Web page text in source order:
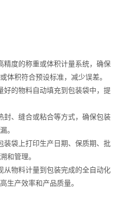
度的称重或体积计量系统，确保
体积符合预设标准，减少误差。
的物料自动填充到包装袋中，提
、缝合或粘合等方式，确保包装
。
袋上打印生产日期、保质期、批
和管理。
物料计量到包装完成的全自动化
生产效率和产品质量。